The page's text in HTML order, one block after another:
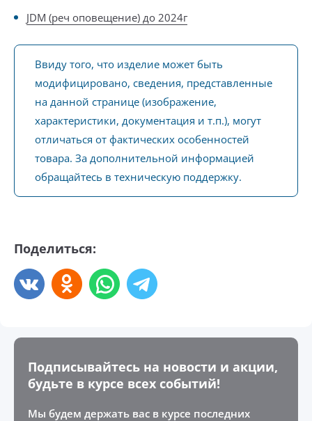
JDM (реч оповещение) до 2024г
Ввиду того, что изделие может быть
модифицировано, сведения, представленные
на данной странице (изображение,
характеристики, документация и т.п.), могут
отличаться от фактических особенностей
товара. За дополнительной информацией
обращайтесь в техническую поддержку.
Поделиться:
Подписывайтесь на новости и акции,
будьте в курсе всех событий!
Мы будем держать вас в курсе последних